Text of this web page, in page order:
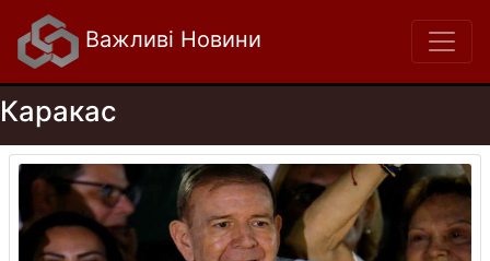
Важливі Новини
Каракас